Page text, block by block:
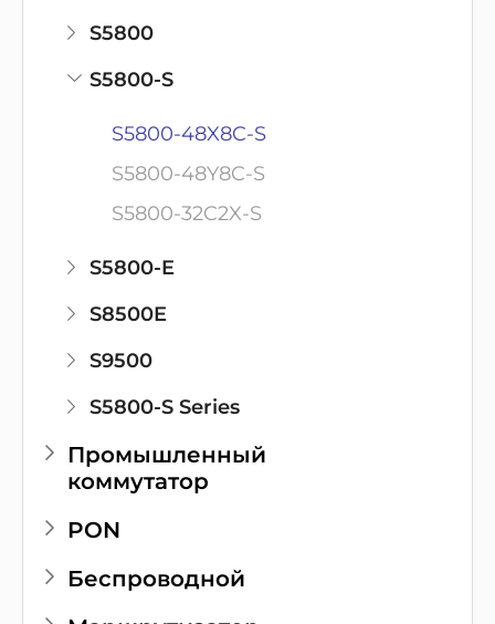
S5800
S5800-S
S5800-48X8C-S
S5800-48Y8C-S
S5800-32C2X-S
S5800-E
S8500E
S9500
S5800-S Series
Промышленный
коммутатор
PON
Беспроводной